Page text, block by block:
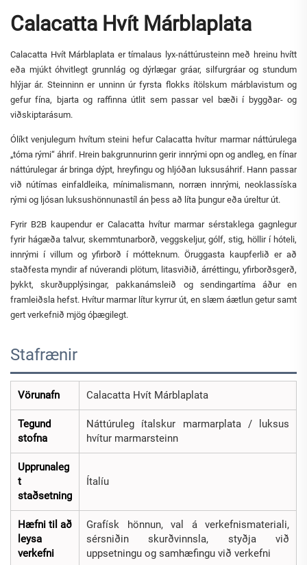
Calacatta Hvít Márblaplata
Calacatta Hvít Márblaplata er tímalaus lyx-náttúrusteinn með hreinu hvítt
eða mjúkt óhvitlegt grunnlág og dýrlægar gráar, silfurgráar og stundum
hlýjar ár. Steinninn er unninn úr fyrsta flokks ítölskum márblavistum og
gefur fína, bjarta og raffinna útlit sem passar vel bæði í byggðar- og
viðskiptarásum.
Ólíkt venjulegum hvítum steini hefur Calacatta hvítur marmar náttúrulega
„tóma rými“ áhrif. Hrein bakgrunnurinn gerir innrými opn og andleg, en fínar
náttúrulegar ár bringa dýpt, hreyfingu og hljóðan luksusáhrif. Hann passar
við nútímas einfaldleika, mínimalismann, norræn innrými, neoklassíska
rými og ljósan luksushönnunastíl án þess að líta þungur eða úreltur út.
Fyrir B2B kaupendur er Calacatta hvítur marmar sérstaklega gagnlegur
fyrir hágæða talvur, skemmtunarborð, veggskeljur, gólf, stig, höllir í hóteli,
innrými í villum og yfirborð í mótteknum. Öruggasta kaupferlið er að
staðfesta myndir af núverandi plötum, litasviðið, árréttingu, yfirborðsgerð,
þykkt, skurðupplýsingar, pakkanámsleið og sendingartíma áður en
framleiðsla hefst. Hvítur marmar lítur kyrrur út, en slæm áætlun getur samt
gert verkefnið mjög óþægilegt.
Stafrænir
Vörunafn Calacatta Hvít Márblaplata
Tegund
stofna
Náttúruleg ítalskur marmarplata / luksus
hvítur marmarsteinn
Upprunaleg
t
staðsetning
Ítalíu
Hæfni til að
leysa
verkefni
Grafísk hönnun, val á verkefnismateriali,
sérsniðin skurðvinnsla, styðja við
uppsetningu og samhæfingu við verkefni